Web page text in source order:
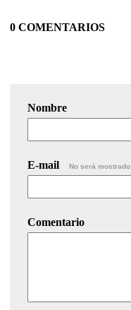
0 COMENTARIOS
Nombre
E-mail No será mostrado.
Comentario